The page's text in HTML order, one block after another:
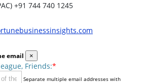
+91 744 740 1245
email ×
Friends:*
Separate multiple email addresses with